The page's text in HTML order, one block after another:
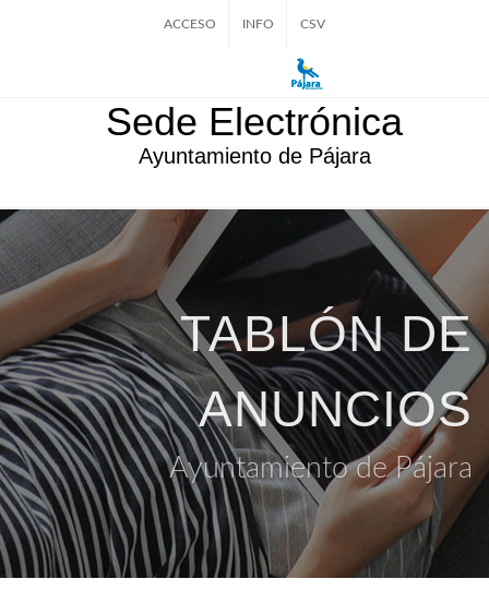
ACCESO INFO CSV
Sede Electrónica
Ayuntamiento de Pájara
TABLÓN DE
ANUNCIOS
Ayuntamiento de Pájara